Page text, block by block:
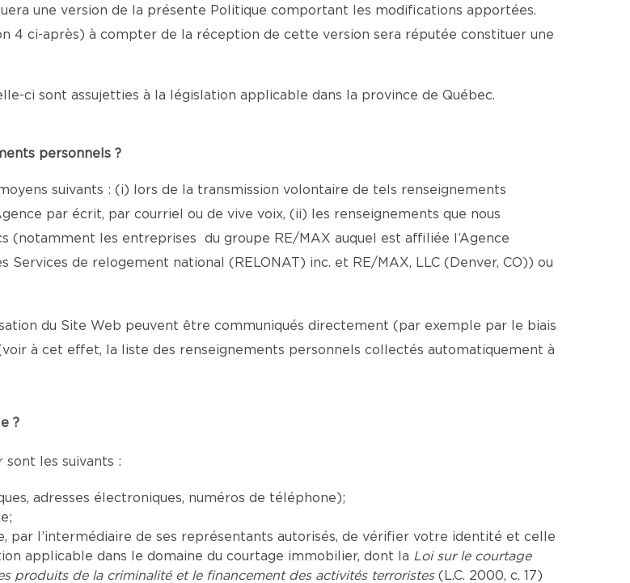
une version de la présente Politique comportant les modifications apportées.
4 ci-après) à compter de la réception de cette version sera réputée constituer une
ci sont assujetties à la législation applicable dans la province de Québec.
personnels ?
suivants : (i) lors de la transmission volontaire de tels renseignements
par écrit, par courriel ou de vive voix, (ii) les renseignements que nous
(notamment les entreprises du groupe RE/MAX auquel est affiliée l’Agence
Services de relogement national (RELONAT) inc. et RE/MAX, LLC (Denver, CO)) ou
du Site Web peuvent être communiqués directement (par exemple par le biais
à cet effet, la liste des renseignements personnels collectés automatiquement à
?
sont les suivants :
adresses électroniques, numéros de téléphone);
par l’intermédiaire de ses représentants autorisés, de vérifier votre identité et celle
applicable dans le domaine du courtage immobilier, dont la Loi sur le courtage
produits de la criminalité et le financement des activités terroristes(L.C. 2000, c. 17)